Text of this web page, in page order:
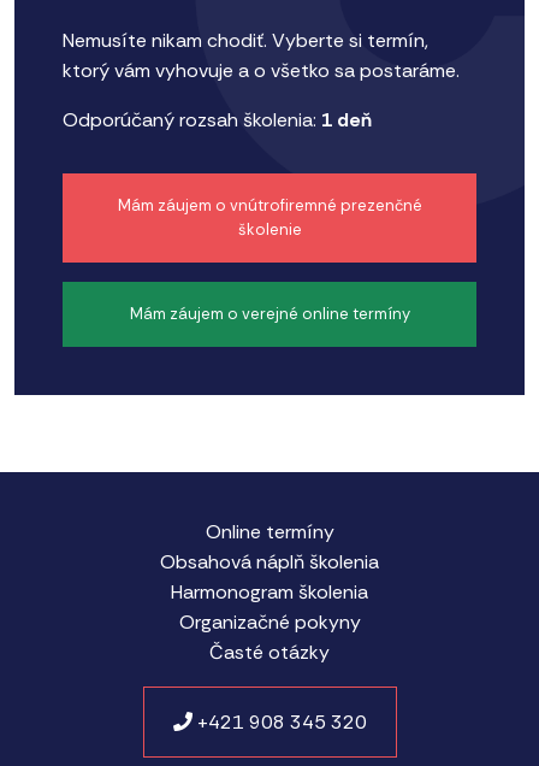
Nemusíte nikam chodiť. Vyberte si termín,
ktorý vám vyhovuje a o všetko sa postaráme.
Odporúčaný rozsah školenia: 1 deň
Mám záujem o vnútrofiremné prezenčné
školenie
Mám záujem o verejné online termíny
Online termíny
Obsahová náplň školenia
Harmonogram školenia
Organizačné pokyny
Časté otázky
+421 908 345 320